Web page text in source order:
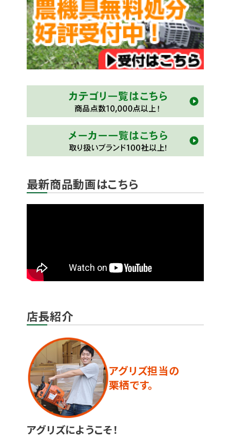
最新商品動画はこちら
店長紹介
アグリズ担当の
栗栖です。
アグリズにようこそ！